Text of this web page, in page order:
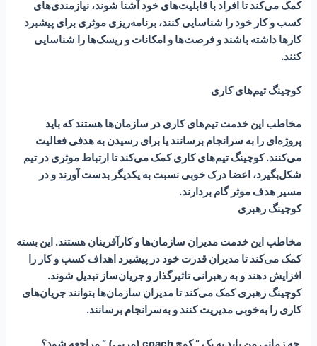
کمک می‌کند تا افراد با قابلیت‌های خود آشنا شوند، نیازمندی‌های
کسب و کار خود را شناسایی کنند، برنامه‌ریزی موثری برای پیشبرد
کارها داشته باشند و فرصت‌ها و امکانات و ریسک‌ها را شناسایی
کنند.
کوچینگ تیم‌های کاری
مخاطب این خدمت تیم‌های کاری در سازمان‌ها هستند که باید
پروژه‌‌ای را به سرانجام برسانند یا برای رسیدن به هدفی فعالیت
می‌کنند. کوچینگ تیم‌های کاری کمک می‌کند تا ارتباط موثری در تیم
شکل‌بگیرد، اعضا درک خوبی نسبت به یکدیگر بدست آورند و در
مسیر هدف موثر گام بردارند.
کوچینگ رهبری
مخاطب این خدمت مدیران سازمان‌ها و کارآفرینان هستند. این بسته
کمک می‌کند تا مدیران قدرت خود در پیشبرد اهداف کسب و کار را
افزایش دهند و به رهبرانی تاثیرگذار و جریان‌ساز تبدیل شوند.
کوچینگ رهبری کمک می‌کند تا مدیران سازمان‌ها بتوانند جریان‌های
کاری را به‌خوبی مدیریت کنند و به‌سرانجام برسانند.